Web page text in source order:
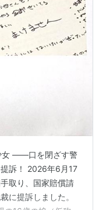
女 ――口を閉ざす警
訴！ 2026年6月17
取り、国家賠償請
に提訴しました。